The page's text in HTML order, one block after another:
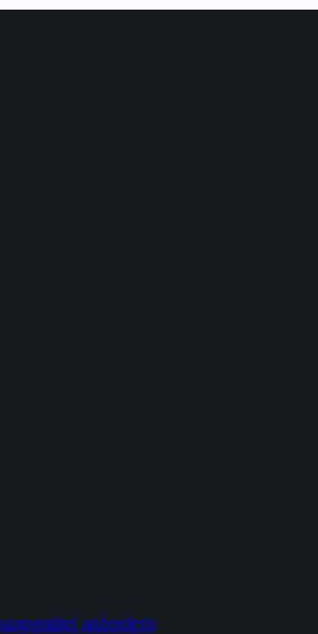
anfordern